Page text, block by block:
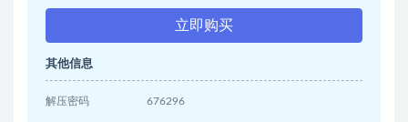
立即购买
其他信息
解压密码 676296